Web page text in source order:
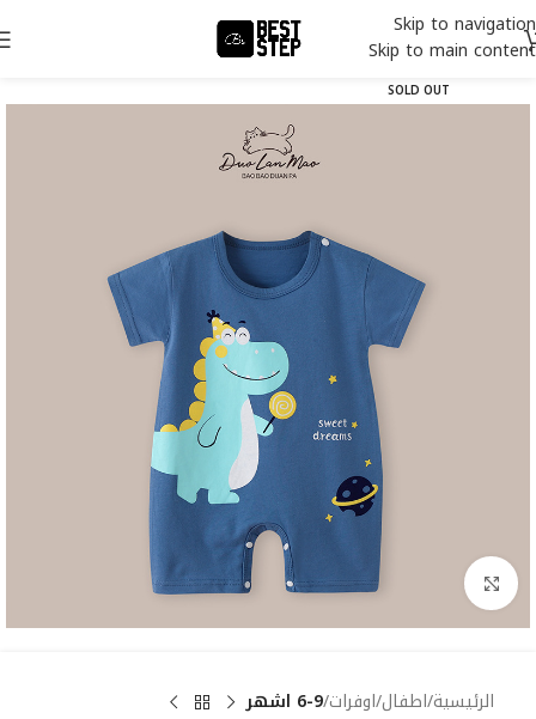
Skip to navigation
Skip to main content
SOLD OUT
Click to enlarge
الرئيسية اطفال اوفرات 6-9 اشهر